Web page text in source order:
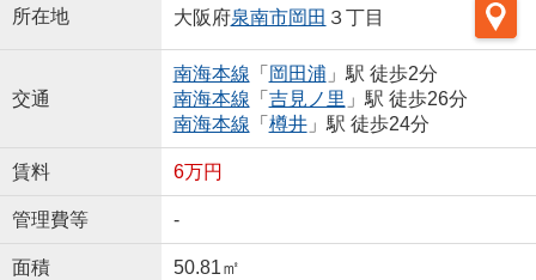
所在地 大阪府泉南市岡田 ３丁目
交通
南海本線 「 岡田浦 」駅 徒歩2分
南海本線 「 吉見ノ里 」駅 徒歩26分
南海本線 「 樽井」駅 徒歩24分
賃料 6万円
管理費等 -
面積 50.81㎡